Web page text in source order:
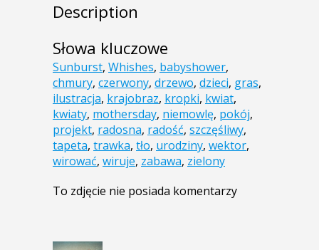
Description
Słowa kluczowe
Sunburst, Whishes, babyshower,
chmury, czerwony, drzewo, dzieci, gras,
ilustracja, krajobraz, kropki, kwiat,
kwiaty, mothersday, niemowlę, pokój,
projekt, radosna, radość, szczęśliwy,
tapeta, trawka, tło, urodziny, wektor,
wirować, wiruje, zabawa, zielony
To zdjęcie nie posiada komentarzy